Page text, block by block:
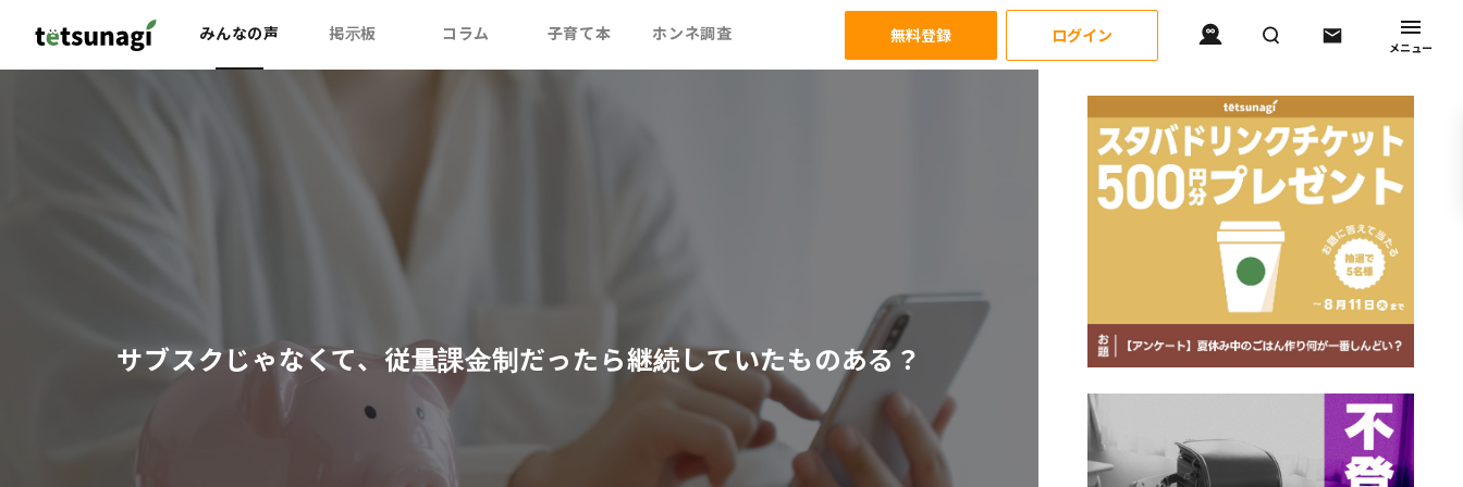
みんなの声 掲示板 コラム 子育て本 ホンネ調査 無料登録 ログイン
メニュー
サブスクじゃなくて、従量課金制だったら継続していたものある？